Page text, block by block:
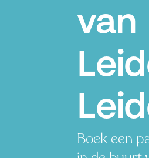
van
Boek een